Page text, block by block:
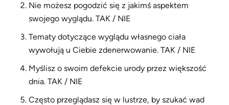
Nie możesz pogodzić się z jakimś aspektem
swojego wyglądu. TAK / NIE
Tematy dotyczące wyglądu własnego ciała
wywołują u Ciebie zdenerwowanie. TAK / NIE
Myślisz o swoim defekcie urody przez większość
dnia. TAK / NIE
Często przeglądasz się w lustrze, by szukać wad